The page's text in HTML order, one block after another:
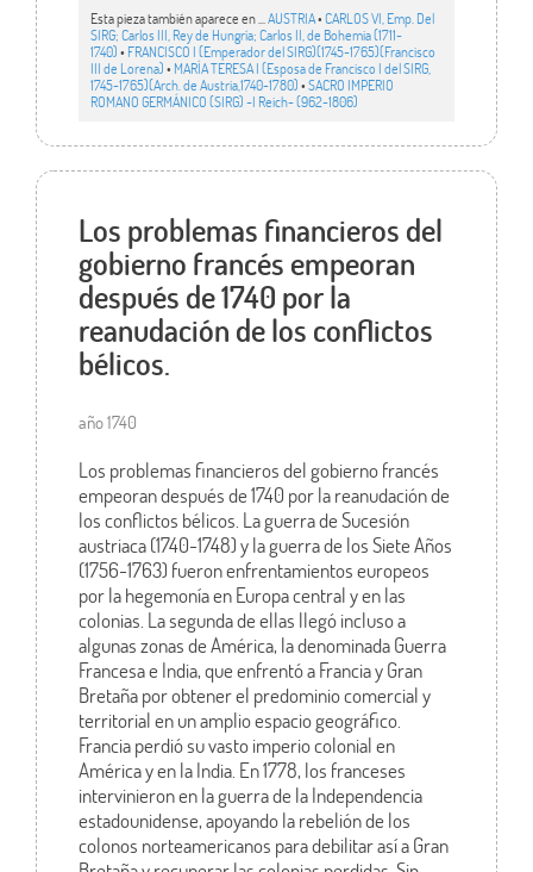
Esta pieza también aparece en ... AUSTRIA•CARLOS VI, Emp. Del
SIRG; Carlos III, Rey de Hungría; Carlos II, de Bohemia (1711-
1740)• FRANCISCO I (Emperador del SIRG)(1745-1765)(Francisco
III de Lorena)• MARÍA TERESA I (Esposa de Francisco I del SIRG,
1745-1765)(Arch. de Austria,1740-1780)•SACRO IMPERIO
ROMANO GERMÁNICO (SIRG) -I Reich- (962-1806)
Los problemas financieros del
gobierno francés empeoran
después de 1740 por la
reanudación de los conflictos
bélicos.
año 1740
Los problemas financieros del gobierno francés
empeoran después de 1740 por la reanudación de
los conflictos bélicos. La guerra de Sucesión
austriaca (1740-1748) y la guerra de los Siete Años
(1756-1763) fueron enfrentamientos europeos
por la hegemonía en Europa central y en las
colonias. La segunda de ellas llegó incluso a
algunas zonas de América, la denominada Guerra
Francesa e India, que enfrentó a Francia y Gran
Bretaña por obtener el predominio comercial y
territorial en un amplio espacio geográfico.
Francia perdió su vasto imperio colonial en
América y en la India. En 1778, los franceses
intervinieron en la guerra de la Independencia
estadounidense, apoyando la rebelión de los
colonos norteamericanos para debilitar así a Gran